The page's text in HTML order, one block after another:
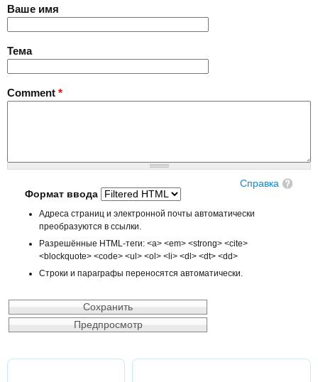
Ваше имя
Тема
Comment *
Справка
Формат ввода
Адреса страниц и электронной почты автоматически
преобразуются в ссылки.
Разрешённые HTML-теги: <a> <em> <strong> <cite>
<blockquote> <code> <ul> <ol> <li> <dl> <dt> <dd>
Строки и параграфы переносятся автоматически.